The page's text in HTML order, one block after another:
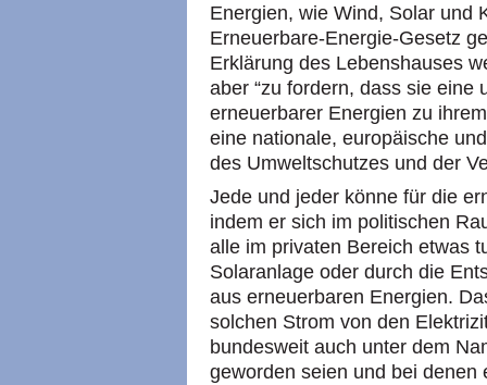
Energien, wie Wind, Solar und
Erneuerbare-Energie-Gesetz
Erklärung des Lebenshauses
aber “zu fordern, dass sie eine
erneuerbarer Energien zu
eine nationale, europäische
des Umweltschutzes und der
Jede und jeder könne für die
indem er sich im politischen
alle im privaten Bereich etwas
Solaranlage oder durch die
aus erneuerbaren Energien.
solchen Strom von den
bundesweit auch unter dem
geworden seien und bei denen